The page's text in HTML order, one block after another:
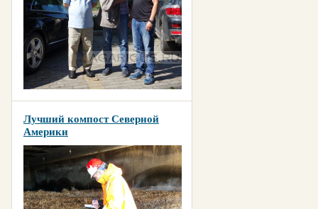
Лучший компост Северной
Америки